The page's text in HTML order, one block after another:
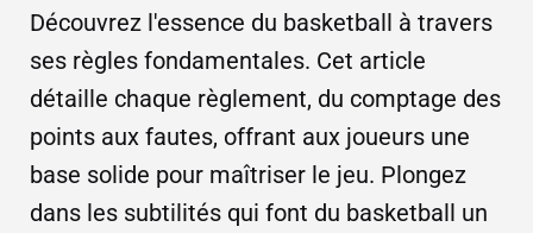
Découvrez l'essence du basketball à travers
ses règles fondamentales. Cet article
détaille chaque règlement, du comptage des
points aux fautes, offrant aux joueurs une
base solide pour maîtriser le jeu. Plongez
dans les subtilités qui font du basketball un